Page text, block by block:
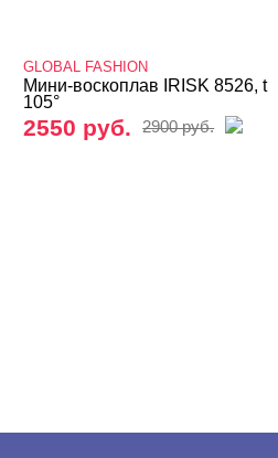
GLOBAL FASHION
Мини-воскоплав IRISK 8526, t
105°
2550 руб. 2900 руб.